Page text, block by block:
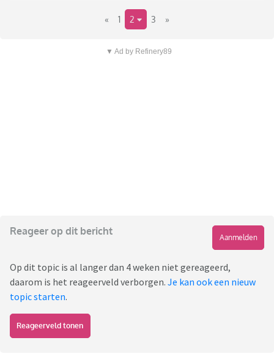
« 1 2 3 »
▼ Ad by Refinery89
Reageer op dit bericht
Aanmelden
Op dit topic is al langer dan 4 weken niet gereageerd,
daarom is het reageerveld verborgen. Je kan ook een nieuw
topic starten.
Reageerveld tonen